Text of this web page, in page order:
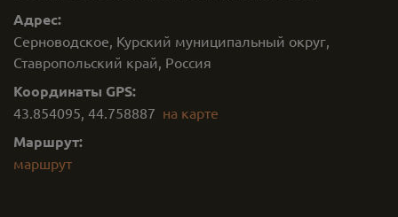
Адрес:
Серноводское, Курский муниципальный округ,
Ставропольский край, Россия
Координаты GPS:
43.854095, 44.758887 на карте
Маршрут:
маршрут